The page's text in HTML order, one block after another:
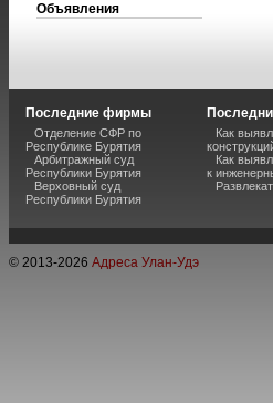
Объявления
Последние фирмы
Отделение СФР по
Республике Бурятия
Арбитражный суд
Республики Бурятия
Верховный суд
Республики Бурятия
Как
Как
к
© 2013-2026 Адреса Улан-Удэ